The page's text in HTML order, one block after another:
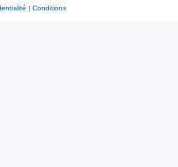
| Conditions